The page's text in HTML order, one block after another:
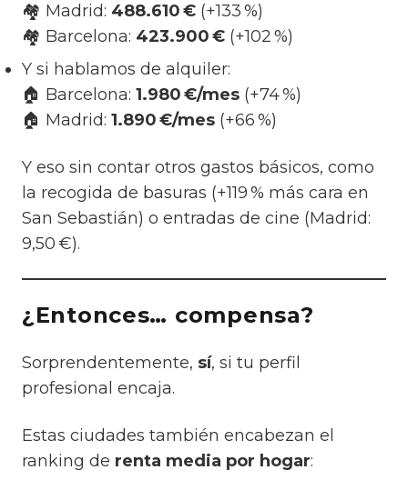
🏘️ Madrid: 488.610 € (+133 %)
🏘️ Barcelona: 423.900 € (+102 %)
Y si hablamos de alquiler:
🏠 Barcelona: 1.980 €/mes (+74 %)
🏠 Madrid: 1.890 €/mes (+66 %)
Y eso sin contar otros gastos básicos, como
la recogida de basuras (+119 % más cara en
San Sebastián) o entradas de cine (Madrid:
9,50 €).
¿Entonces… compensa?
Sorprendentemente, sí, si tu perfil
profesional encaja.
Estas ciudades también encabezan el
ranking de renta media por hogar: